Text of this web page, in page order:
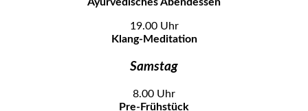
Ayurvedisches Abendessen
19.00 Uhr
Klang-Meditation
Samstag
8.00 Uhr
Pre-Frühstück